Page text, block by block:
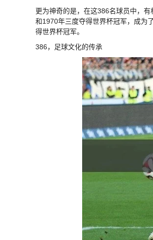
更为神奇的是，在这386名球员中，
和1970年三度夺得世界杯冠军，成为
得世界杯冠军。
386，足球文化的传承